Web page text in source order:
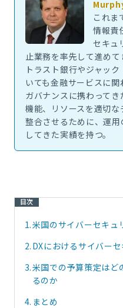
これま
情報責
セキュ
止業務を率先して進め
トラスト銀行やジャッ
いても金融サービスに
ガバナンスに携わって
機能、リソースを適切
整合させるために、運
してきた実績を持つ。
目次
1.米国のサイバーセキュ
2. DXにおけるサイバー
3.米国での予算策定はど
るのか
4. まとめ